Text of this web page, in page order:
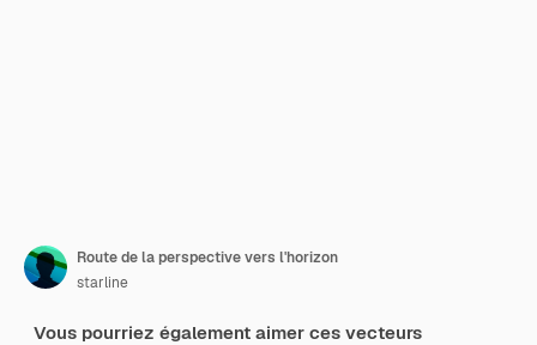
Route de la perspective vers l'horizon
starline
Vous pourriez également aimer ces vecteurs